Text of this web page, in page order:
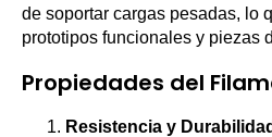
de soportar cargas pesadas, lo
prototipos funcionales y piezas
Propiedades del
Resistencia y Durabilidad